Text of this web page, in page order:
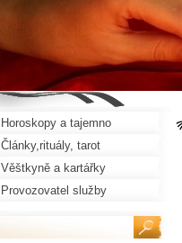
Horoskopy a tajemno
Články,rituály, tarot
Věštkyně a kartářky
Provozovatel služby